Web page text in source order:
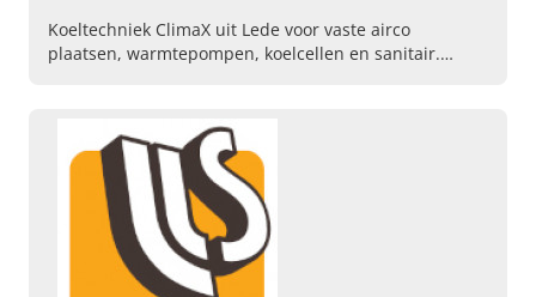
Koeltechniek ClimaX uit Lede voor vaste airco
plaatsen, warmtepompen, koelcellen en sanitair.